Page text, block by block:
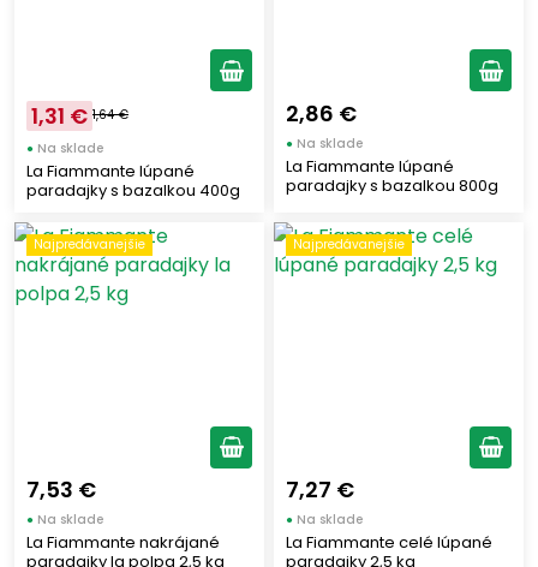
1,31 € 1,64 €
● Na sklade
La Fiammante lúpané
paradajky s bazalkou 400g
2,86 €
● Na sklade
La Fiammante lúpané
paradajky s bazalkou 800g
Najpredávanejšie
7,53 €
● Na sklade
La Fiammante nakrájané
paradajky la polpa 2,5 kg
Najpredávanejšie
7,27 €
● Na sklade
La Fiammante celé lúpané
paradajky 2,5 kg